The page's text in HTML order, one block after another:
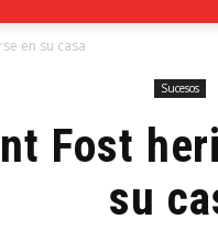
en su casa
Sucesos
Fost
su